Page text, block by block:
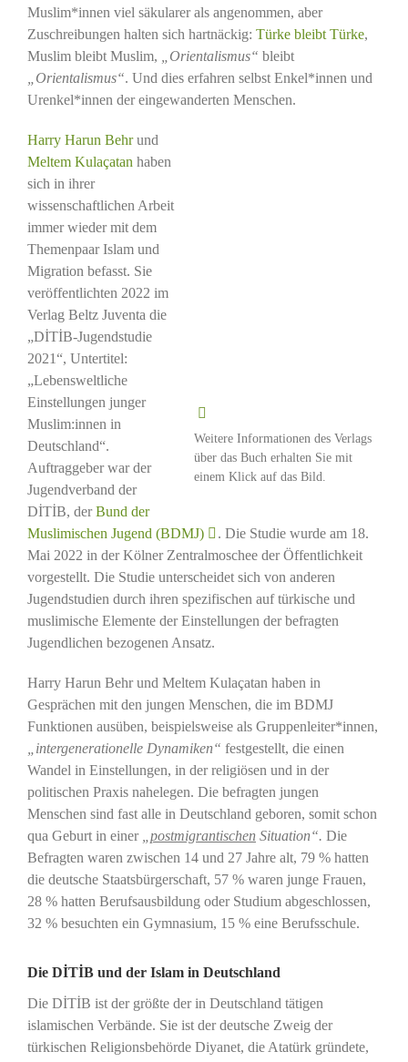
Muslim*innen viel säkularer als angenommen, aber
Zuschreibungen halten sich hartnäckig: Türke bleibt Türke,
Muslim bleibt Muslim, „Orientalismus“ bleibt
„Orientalismus“. Und dies erfahren selbst Enkel*innen und
Urenkel*innen der eingewanderten Menschen.
Weitere Informationen des Verlags
über das Buch erhalten Sie mit
einem Klick auf das Bild.
Harry Harun Behrund
Meltem Kulaçatanhaben
sich in ihrer
wissenschaftlichen Arbeit
immer wieder mit dem
Themenpaar Islam und
Migration befasst. Sie
veröffentlichten 2022 im
Verlag Beltz Juventa die
„DİTİB-Jugendstudie
2021“, Untertitel:
„Lebensweltliche
Einstellungen junger
Muslim:innen in
Deutschland“.
Auftraggeber war der
Jugendverband der
DİTİB, derBund der
Muslimischen Jugend (BDMJ)
. Die Studie wurde am 18.
Mai 2022 in der Kölner Zentralmoschee der Öffentlichkeit
vorgestellt. Die Studie unterscheidet sich von anderen
Jugendstudien durch ihren spezifischen auf türkische und
muslimische Elemente der Einstellungen der befragten
Jugendlichen bezogenen Ansatz.
Harry Harun Behr und Meltem Kulaçatan haben in
Gesprächen mit den jungen Menschen, die im BDMJ
Funktionen ausüben, beispielsweise als Gruppenleiter*innen,
„intergenerationelle Dynamiken“ festgestellt, die einen
Wandel in Einstellungen, in der religiösen und in der
politischen Praxis nahelegen. Die befragten jungen
Menschen sind fast alle in Deutschland geboren, somit schon
qua Geburt in einer „postmigrantischen Situation“. Die
Befragten waren zwischen 14 und 27 Jahre alt, 79 % hatten
die deutsche Staatsbürgerschaft, 57 % waren junge Frauen,
28 % hatten Berufsausbildung oder Studium abgeschlossen,
32 % besuchten ein Gymnasium, 15 % eine Berufsschule.
Die DİTİB und der Islam in Deutschland
Die DİTİB ist der größte der in Deutschland tätigen
islamischen Verbände. Sie ist der deutsche Zweig der
türkischen Religionsbehörde Diyanet, die Atatürk gründete,